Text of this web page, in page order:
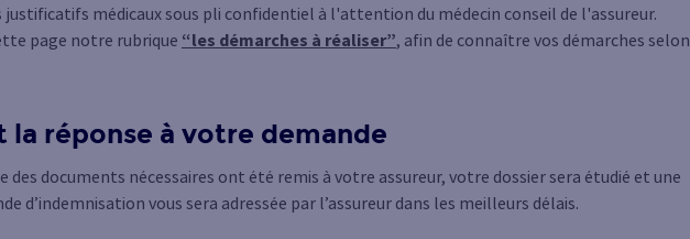
justificatifs médicaux sous pli confidentiel à l'attention du médecin conseil de l'assureur.
page notre rubrique “les démarches à réaliser”, afin de connaître vos démarches selon
la réponse à votre demande
des documents nécessaires ont été remis à votre assureur, votre dossier sera étudié et une
d’indemnisation vous sera adressée par l’assureur dans les meilleurs délais.